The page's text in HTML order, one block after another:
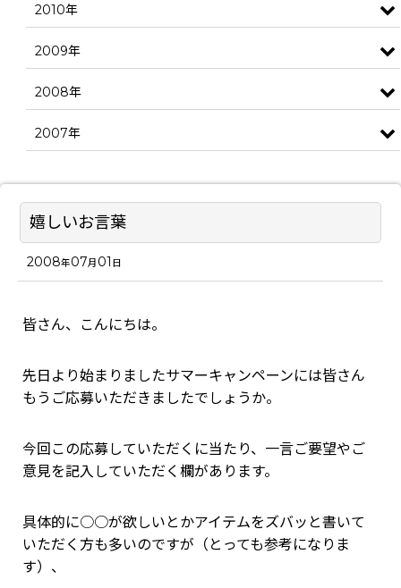
嬉しいお言葉
2008年07月 01 日
皆さん、こんにちは。
先日より始まりましたサマーキャンペーンには皆さん
もうご応募いただきましたでしょうか。
今回この応募していただくに当たり、一言ご要望やご
意見を記入していただく欄があります。
具体的に○○が欲しいとかアイテムをズバッと書いて
いただく方も多いのですが（とっても参考になりま
す）、
2010年
2009年
2008年
2007年